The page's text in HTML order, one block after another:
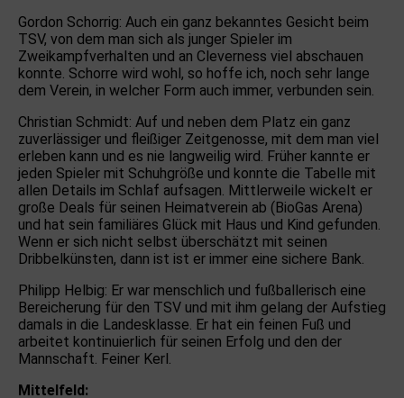
Gordon Schorrig: Auch ein ganz bekanntes Gesicht beim
TSV, von dem man sich als junger Spieler im
Zweikampfverhalten und an Cleverness viel abschauen
konnte. Schorre wird wohl, so hoffe ich, noch sehr lange
dem Verein, in welcher Form auch immer, verbunden sein.
Christian Schmidt: Auf und neben dem Platz ein ganz
zuverlässiger und fleißiger Zeitgenosse, mit dem man viel
erleben kann und es nie langweilig wird. Früher kannte er
jeden Spieler mit Schuhgröße und konnte die Tabelle mit
allen Details im Schlaf aufsagen. Mittlerweile wickelt er
große Deals für seinen Heimatverein ab (BioGas Arena)
und hat sein familiäres Glück mit Haus und Kind gefunden.
Wenn er sich nicht selbst überschätzt mit seinen
Dribbelkünsten, dann ist ist er immer eine sichere Bank.
Philipp Helbig: Er war menschlich und fußballerisch eine
Bereicherung für den TSV und mit ihm gelang der Aufstieg
damals in die Landesklasse. Er hat ein feinen Fuß und
arbeitet kontinuierlich für seinen Erfolg und den der
Mannschaft. Feiner Kerl.
Mittelfeld: